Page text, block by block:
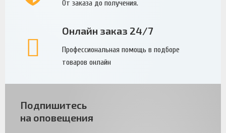
От заказа до получения.
Онлайн заказ 24/7
Профессиональная помощь в подборе
товаров онлайн
Подпишитесь
на оповещения